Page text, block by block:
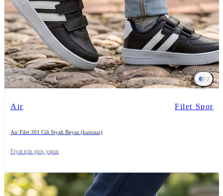
7
Air Filet Spor
Air Filet 301 Cilt Siyah Beyaz (kutusuz)
Fiyat için giriş yapın